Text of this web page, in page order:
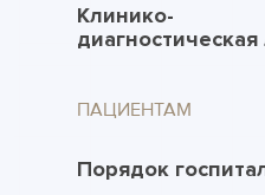
Клинико-
ПАЦИЕНТАМ
Порядок